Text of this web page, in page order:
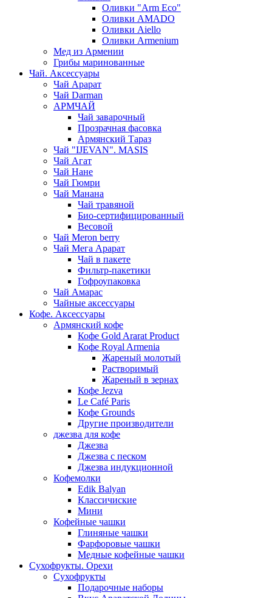
Оливки "Arm Eco"
Оливки AMADO
Оливки Aiello
Оливки Armenium
Мед из Армении
Грибы маринованные
Чай. Аксессуары
Чай Арарат
Чай Darman
АРМЧАЙ
Чай заварочный
Прозрачная фасовка
Армянский Тараз
Чай "IJEVAN". MASIS
Чай Агат
Чай Нане
Чай Гюмри
Чай Манана
Чай травяной
Био-сертифицированный
Весовой
Чай Meron berry
Чай Мега Арарат
Чай в пакете
Фильтр-пакетики
Гофроупаковка
Чай Амарас
Чайные аксессуары
Кофе. Аксессуары
Армянский кофе
Кофе Gold Ararat Product
Кофе Royal Armenia
Жареный молотый
Растворимый
Жареный в зернах
Кофе Jezva
Le Café Paris
Кофе Grounds
Другие производители
джезва для кофе
Джезва
Джезва с песком
Джезва индукционной
Кофемолки
Edik Balyan
Классичиские
Мини
Кофейные чашки
Глиняные чашки
Фарфоровые чашки
Медные кофейные чашки
Сухофрукты. Орехи
Сухофрукты
Подарочные наборы